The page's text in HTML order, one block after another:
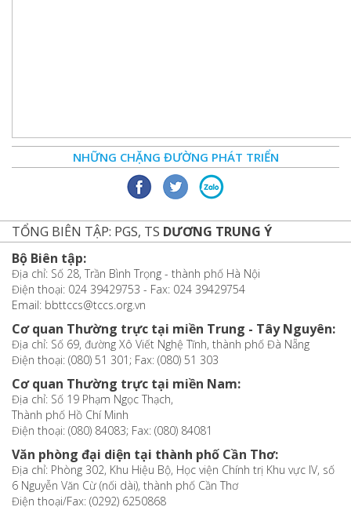
NHỮNG CHẶNG ĐƯỜNG PHÁT TRIỂN
TỔNG BIÊN TẬP: PGS, TS DƯƠNG TRUNG Ý
Bộ Biên tập:
Địa chỉ: Số 28, Trần Bình Trọng - thành phố Hà Nội
Điện thoại: 024 39429753 - Fax: 024 39429754
Email: bbttccs@tccs.org.vn
Cơ quan Thường trực tại miền Trung - Tây Nguyên:
Địa chỉ: Số 69, đường Xô Viết Nghệ Tĩnh, thành phố Đà Nẵng
Điện thoại: (080) 51 301; Fax: (080) 51 303
Cơ quan Thường trực tại miền Nam:
Địa chỉ: Số 19 Phạm Ngọc Thạch,
Thành phố Hồ Chí Minh
Điện thoại: (080) 84083; Fax: (080) 84081
Văn phòng đại diện tại thành phố Cần Thơ:
Địa chỉ: Phòng 302, Khu Hiệu Bộ, Học viện Chính trị Khu vực IV, số
6 Nguyễn Văn Cừ (nối dài), thành phố Cần Thơ
Điện thoại/Fax: (0292) 6250868